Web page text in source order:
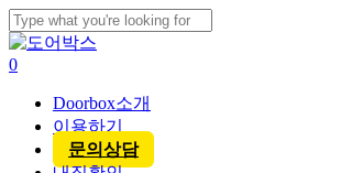
Skip
to
main
content
Close
Search
account
0
Doorbox소개
이용하기
문의상담